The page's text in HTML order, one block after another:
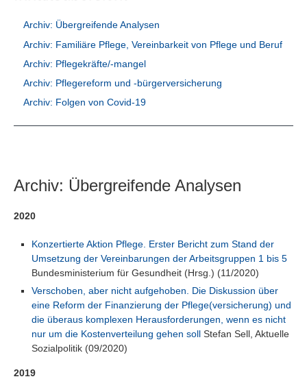
Archiv: Übergreifende Analysen
Archiv: Familiäre Pflege, Vereinbarkeit von Pflege und Beruf
Archiv: Pflegekräfte/-mangel
Archiv: Pflegereform und -bürgerversicherung
Archiv: Folgen von Covid-19
Archiv: Übergreifende Analysen
2020
Konzertierte Aktion Pflege. Erster Bericht zum Stand der
Umsetzung der Vereinbarungen der Arbeitsgruppen 1 bis 5
Bundesministerium für Gesundheit (Hrsg.) (11/2020)
Verschoben, aber nicht aufgehoben. Die Diskussion über
eine Reform der Finanzierung der Pflege(versicherung) und
die überaus komplexen Herausforderungen, wenn es nicht
nur um die Kostenverteilung gehen sollStefan Sell, Aktuelle
Sozialpolitik (09/2020)
2019